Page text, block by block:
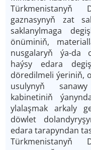
Türkmenistanyň
gaznasynyň zat
saklanylmaga
önüminiň,
nusgalaryň ýa-da
haýsy edara
döredilmeli ýeriniň,
usulynyň
kabinetiniň
ylalaşmak arkaly
döwlet
edara tarapyndan
Türkmenistanyň